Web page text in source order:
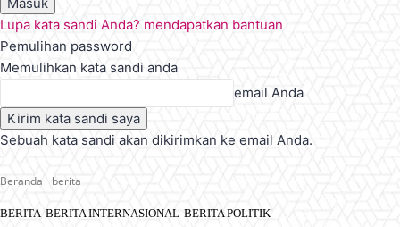
Lupa kata sandi Anda? mendapatkan bantuan
Pemulihan password
Memulihkan kata sandi anda
email Anda
Sebuah kata sandi akan dikirimkan ke email Anda.
Beranda berita
BERITA BERITA INTERNASIONAL BERITA POLITIK